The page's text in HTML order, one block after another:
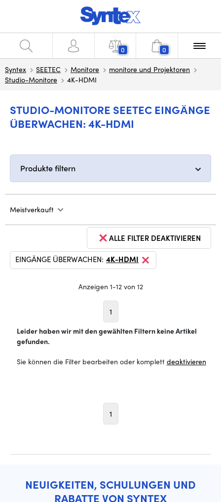
0 0
Syntex SEETEC Monitore
monitore und Projektoren
Studio-Monitore
4K-HDMI
STUDIO-MONITORE SEETEC EINGÄNGE
ÜBERWACHEN: 4K-HDMI
Produkte filtern
Meistverkauft
ALLE FILTER DEAKTIVIEREN
EINGÄNGE ÜBERWACHEN: 4K-HDMI
Anzeigen 1-12 von 12
1
Leider haben wir mit den gewählten Filtern keine Artikel
gefunden.
Sie können die Filter bearbeiten oder komplett deaktivieren
1
NEUIGKEITEN, SCHULUNGEN UND
RABATTE VON SYNTEX